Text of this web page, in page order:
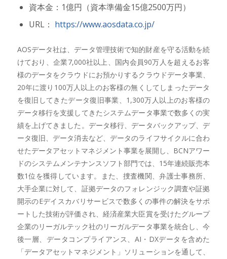
資本金：1億円（資本準備金15億2500万円）
URL： https://www.aosdata.co.jp/
AOSデータ社は、データ管理技術で知的財産を守る活動を続
けており、企業7,000社以上、国内会員90万人を超えるお客
様のデータをクラウドにお預かりするクラウドデータ事業、
20年に渡り100万人以上のお客様の無くしてしまったデータ
を復旧してきたデータ復旧事業、1,300万人以上のお客様の
データ移行を支援してきたシステムデータ事業で数多くの実
績を上げてきました。データ移行、データバックアップ、デ
ータ復旧、データ消去など、データのライフサイクルに合わ
せたデータアセットマネジメント事業を展開し、BCNアワー
ドのシステムメンテナンスソフト部門では、15年連続販売本
数1位を獲得しています。また、捜査機関、弁護士事務所、
大手企業に対して、証拠データのフォレンジック調査や証拠
開示のEデイスカバリサービスで数多くの事件の解決をサポ
ートした技術が評価され、経済産業大臣賞を受けたグループ
企業のリーガルテック社のリーガルデータ事業を統合し、今
後一層、データコンプライアンス、AI・DXデータを含めた
「データアセットマネジメント」ソリューションを通して、